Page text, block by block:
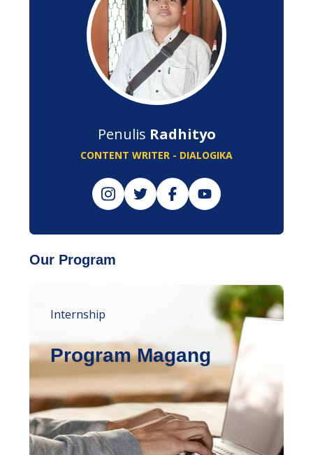
Penulis Radhityo
CONTENT WRITER - DIALOGIKA
Our Program
Internship
Program Magang